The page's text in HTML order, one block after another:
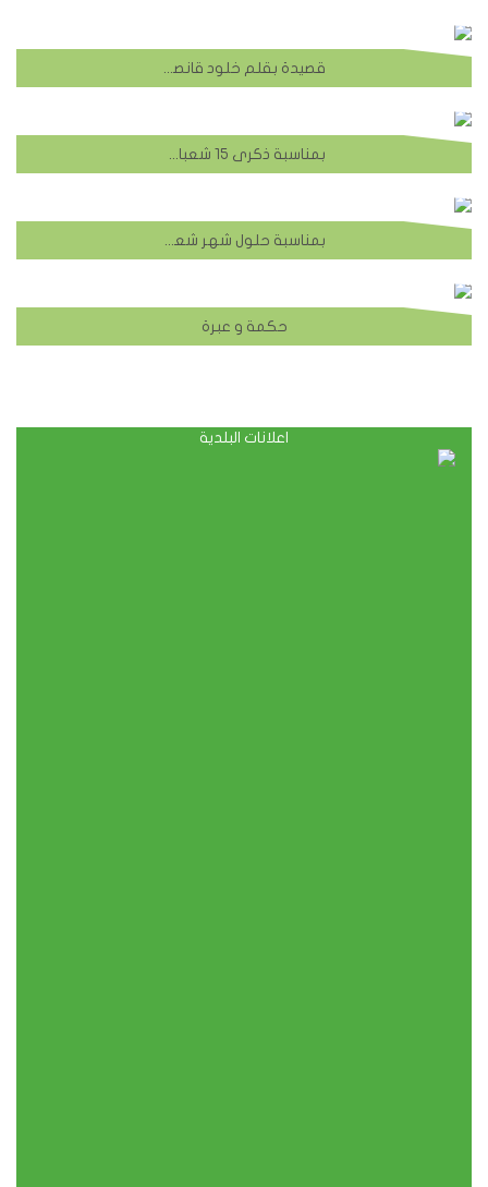
قصيدة بقلم خلود قانصو بمناسبة ولادة الامام المهدي
بمناسبة ذكرى 15 شعبان ذكرى ولادة قائم آل محمد المهدي المنتظر "عج" تتقدم بلدية الشهابية من الاهل الكرام بأسمى آيات التهنئة والتبريك راجية من الله ان يعيده عليكم باليمن والبركات وكل عام وأنتم بخير
بمناسبة حلول شهر شعبان المعظم يتقدم موقع بلدية الشهابية منكم بخالص ايات التهنئة والتبريك مع الدعاء بقبول الاعمال وكل عام وانتم بخير
حكمة و عبرة
اعلانات البلدية